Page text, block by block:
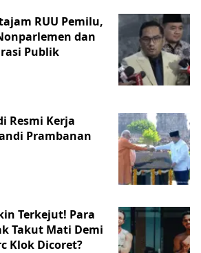
RUU Pemilu,
dan
Publik
Resmi Kerja
Prambanan
Terkejut! Para
Takut Mati Demi
Klok Dicoret?